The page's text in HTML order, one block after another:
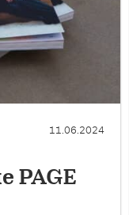
11.06.2024
PAGE